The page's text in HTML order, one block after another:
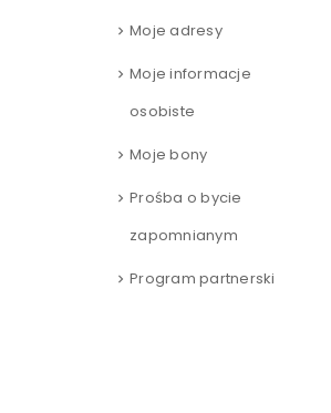
Moje adresy
Moje informacje
osobiste
Moje bony
Prośba o bycie
zapomnianym
Program partnerski